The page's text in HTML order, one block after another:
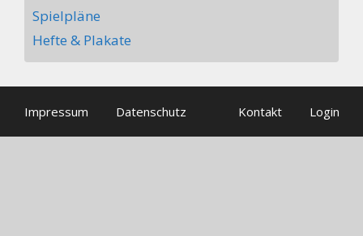
Spielpläne
Hefte & Plakate
Impressum Datenschutz Kontakt Login